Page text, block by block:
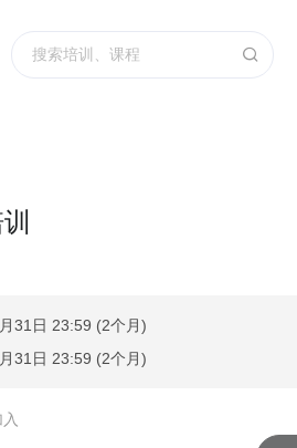
31日 23:59 (2个月)
31日 23:59 (2个月)